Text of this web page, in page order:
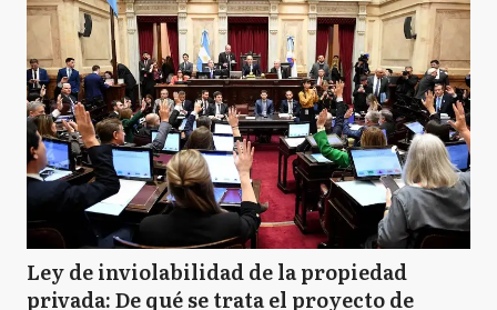
Ley de inviolabilidad de la propiedad
privada: De qué se trata el proyecto de